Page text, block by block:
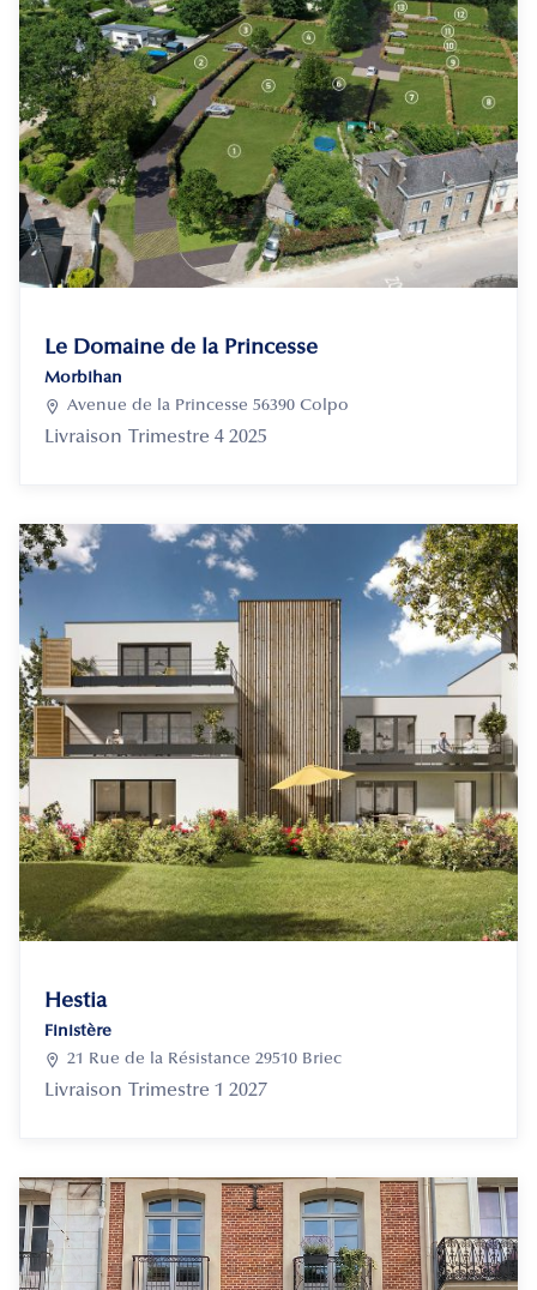
Le Domaine de la Princesse
Morbihan
 Avenue de la Princesse 56390 Colpo
Livraison Trimestre 4 2025
Hestia
Finistère
 21 Rue de la Résistance 29510 Briec
Livraison Trimestre 1 2027